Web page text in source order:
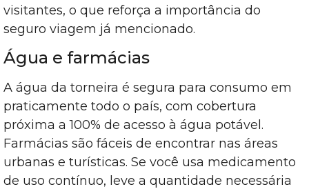
visitantes, o que reforça a importância do
seguro viagem já mencionado.
Água e farmácias
A água da torneira é segura para consumo em
praticamente todo o país, com cobertura
próxima a 100% de acesso à água potável.
Farmácias são fáceis de encontrar nas áreas
urbanas e turísticas. Se você usa medicamento
de uso contínuo, leve a quantidade necessária